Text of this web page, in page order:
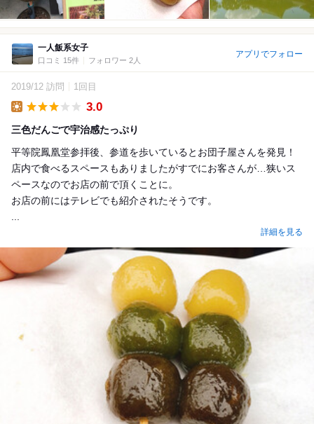
一人飯系女子
口コミ 15件 フォロワー 2人
アプリでフォロー
2019/12 訪問 1回目
3.0
三色だんごで宇治感たっぷり
平等院鳳凰堂参拝後、参道を歩いているとお団子屋さんを発見！
店内で食べるスペースもありましたがすでにお客さんが…狭いス
ペースなのでお店の前で頂くことに。
お店の前にはテレビでも紹介されたそうです。
...
詳細を見る